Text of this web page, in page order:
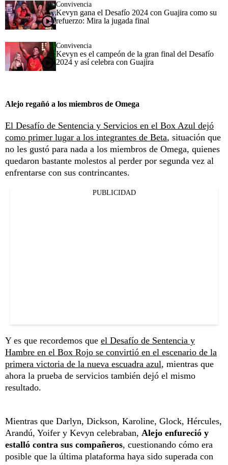
Convivencia
Kevyn gana el Desafío 2024 con Guajira como su
refuerzo: Mira la jugada final
Convivencia
Kevyn es el campeón de la gran final del Desafío
2024 y así celebra con Guajira
Alejo regañó a los miembros de Omega
El Desafío de Sentencia y Servicios en el Box Azul dejó
como primer lugar a los integrantes de Beta, situación que
no les gustó para nada a los miembros de Omega, quienes
quedaron bastante molestos al perder por segunda vez al
enfrentarse con sus contrincantes.
PUBLICIDAD
Y es que recordemos que el Desafío de Sentencia y
Hambre en el Box Rojo se convirtió en el escenario de la
primera victoria de la nueva escuadra azul, mientras que
ahora la prueba de servicios también dejó el mismo
resultado.
Mientras que Darlyn, Dickson, Karoline, Glock, Hércules,
Arandú, Yoifer y Kevyn celebraban, Alejo enfureció y
estalló contra sus compañeros, cuestionando cómo era
posible que la última plataforma haya sido superada con